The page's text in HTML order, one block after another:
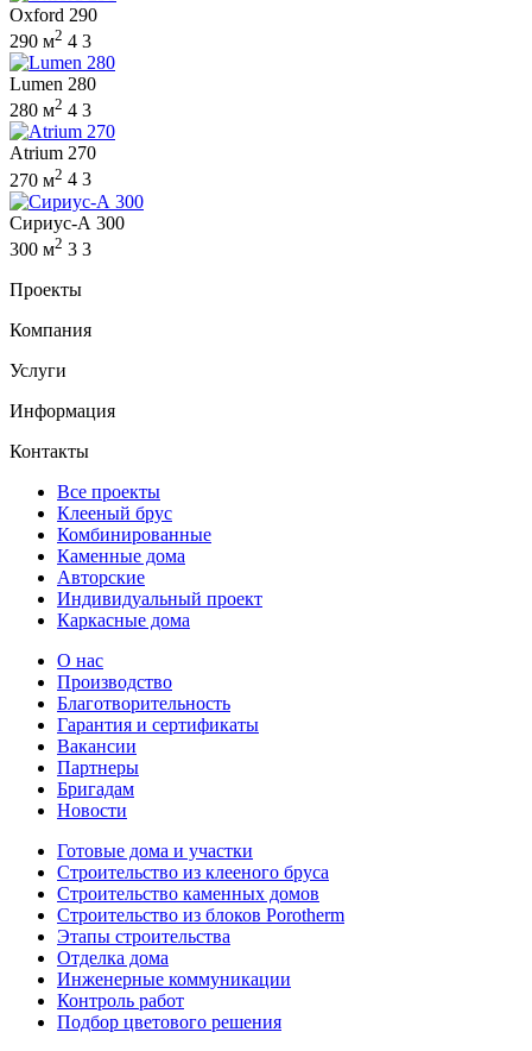
Oxford 290
290 м2 4 3
Lumen 280
280 м2 4 3
Atrium 270
270 м2 4 3
Сириус-А 300
300 м2 3 3
Проекты
Компания
Услуги
Информация
Контакты
Все проекты
Клееный брус
Комбинированные
Каменные дома
Авторские
Индивидуальный проект
Каркасные дома
О нас
Производство
Благотворительность
Гарантия и сертификаты
Вакансии
Партнеры
Бригадам
Новости
Готовые дома и участки
Строительство из клееного бруса
Строительство каменных домов
Строительство из блоков Porotherm
Этапы строительства
Отделка дома
Инженерные коммуникации
Контроль работ
Подбор цветового решения